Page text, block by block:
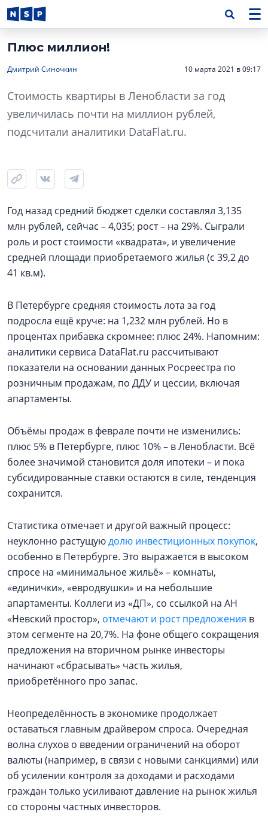
Плюс миллион!
Дмитрий Синочкин 10 марта 2021 в 09:17
Стоимость квартиры в Ленобласти за год
увеличилась почти на миллион рублей,
подсчитали аналитики DataFlat.ru.
Год назад средний бюджет сделки составлял 3,135
млн рублей, сейчас – 4,035; рост – на 29%. Сыграли
роль и рост стоимости «квадрата», и увеличение
средней площади приобретаемого жилья (с 39,2 до
41 кв.м).
В Петербурге средняя стоимость лота за год
подросла ещё круче: на 1,232 млн рублей. Но в
процентах прибавка скромнее: плюс 24%. Напомним:
аналитики сервиса DataFlat.ru рассчитывают
показатели на основании данных Росреестра по
розничным продажам, по ДДУ и цессии, включая
апартаменты.
Объёмы продаж в феврале почти не изменились:
плюс 5% в Петербурге, плюс 10% – в Ленобласти. Всё
более значимой становится доля ипотеки – и пока
субсидированные ставки остаются в силе, тенденция
сохранится.
Статистика отмечает и другой важный процесс:
неуклонно растущуюдолю инвестиционных покупок,
особенно в Петербурге. Это выражается в высоком
спросе на «минимальное жильё» – комнаты,
«единички», «евродвушки» и на небольшие
апартаменты. Коллеги из «ДП», со ссылкой на АН
«Невский простор», отмечают и рост предложения в
этом сегменте на 20,7%. На фоне общего сокращения
предложения на вторичном рынке инвесторы
начинают «сбрасывать» часть жилья,
приобретённого про запас.
Неопределённость в экономике продолжает
оставаться главным драйвером спроса. Очередная
волна слухов о введении ограничений на оборот
валюты (например, в связи с новыми санкциями) или
об усилении контроля за доходами и расходами
граждан только усиливают давление на рынок жилья
со стороны частных инвесторов.